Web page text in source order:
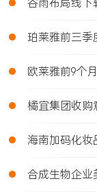
• 珀莱雅前三季
• 欧莱雅前9个
• 橘宜集团收
• 海南加码化妆
• 合成生物企业